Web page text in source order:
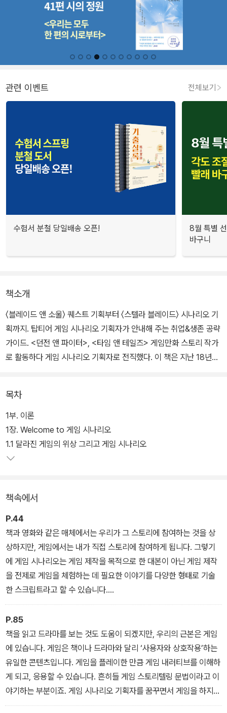
관련 이벤트 전체보기
수험서 분철 당일배송 오픈!
8월 특별
바구니
책소개
〈블레이드 앤 소울〉 퀘스트 기획부터 〈스텔라 블레이드〉 시나리오 기
획까지. 탑티어 게임 시나리오 기획자가 안내해 주는 취업&생존 공략
가이드. <던전 앤 파이터>, <타임 앤 테일즈> 게임만화 스토리 작가
로 활동하다 게임 시나리오 기획자로 전직했다. 이 책은 지난 18년간
참여한 게임의 사례를 들어 이론과 실무를 이해하기 쉽게 정리했다.
게임 스토리텔링 방법론을 비롯해 지금껏 공개된 정보가 부족했던 퀘
스트 기획 실무와 게임 시나리오 직군 포트폴리오 전략까지 체계적으
로 전달한다는 점에서 가치가 높다. 게임 시나리오에 관심이 있거나
목차
1부. 이론
1장. Welcome to 게임 시나리오
1.1 달라진 게임의 위상 그리고 게임 시나리오
책속에서
P.44
책과 영화와 같은 매체에서는 우리가 그 스토리에 참여하는 것을 상
상하지만, 게임에서는 내가 직접 스토리에 참여하게 됩니다. 그렇기
에 게임 시나리오는 게임 제작을 목적으로 한 대본이 아닌 게임 제작
을 전제로 게임을 체험하는 데 필요한 이야기를 다양한 형태로 기술
한 스크립트라고 할 수 있습니다.
--- 「1.3 게임 시나리오의 이해」 중에서
P.85
책을 읽고 드라마를 보는 것도 도움이 되겠지만, 우리의 근본은 게임
에 있습니다. 게임은 책이나 드라마와 달리 ‘사용자와 상호작용’하는
유일한 콘텐츠입니다. 게임을 플레이한 만큼 게임 내러티브를 이해하
게 되고, 응용할 수 있습니다. 흔히들 게임 스토리텔링 문법이라고 이
야기하는 부분이죠. 게임 시나리오 기획자를 꿈꾸면서 게임을 하지
않는 건, 소설가가 되고 싶은데 책을 읽지 않는 것과 같은 이치입니다.